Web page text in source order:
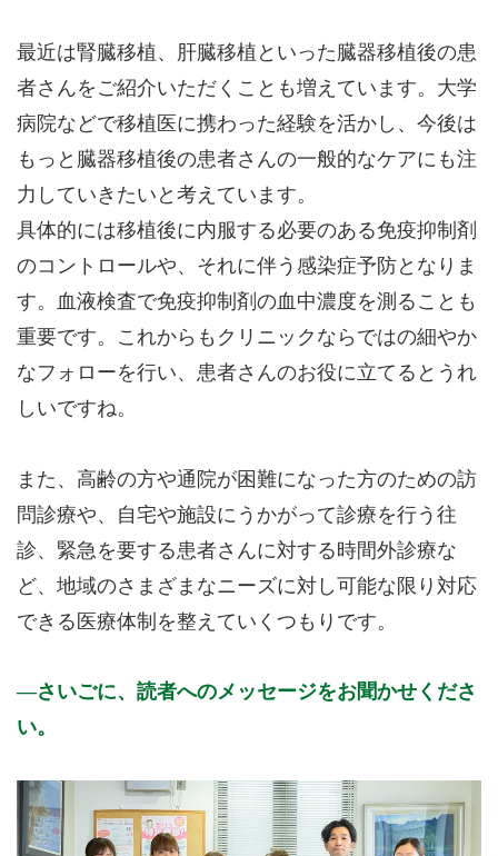
最近は腎臓移植、肝臓移植といった臓器移植後の患
者さんをご紹介いただくことも増えています。大学
病院などで移植医に携わった経験を活かし、今後は
もっと臓器移植後の患者さんの一般的なケアにも注
力していきたいと考えています。
具体的には移植後に内服する必要のある免疫抑制剤
のコントロールや、それに伴う感染症予防となりま
す。血液検査で免疫抑制剤の血中濃度を測ることも
重要です。これからもクリニックならではの細やか
なフォローを行い、患者さんのお役に立てるとうれ
しいですね。
また、高齢の方や通院が困難になった方のための訪
問診療や、自宅や施設にうかがって診療を行う往
診、緊急を要する患者さんに対する時間外診療な
ど、地域のさまざまなニーズに対し可能な限り対応
できる医療体制を整えていくつもりです。
さいごに、読者へのメッセージをお聞かせくださ
い。